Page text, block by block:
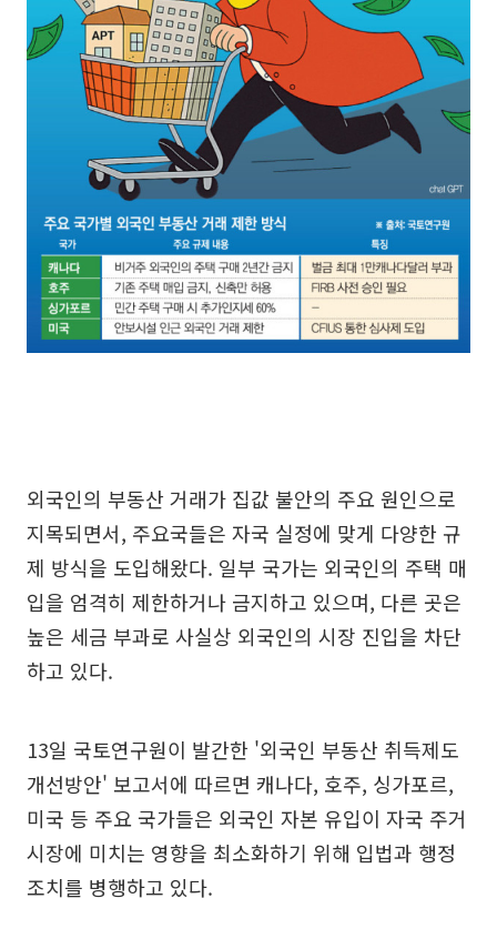
외국인의 부동산 거래가 집값 불안의 주요 원인으로
지목되면서, 주요국들은 자국 실정에 맞게 다양한 규
제 방식을 도입해왔다. 일부 국가는 외국인의 주택 매
입을 엄격히 제한하거나 금지하고 있으며, 다른 곳은
높은 세금 부과로 사실상 외국인의 시장 진입을 차단
하고 있다.
13일 국토연구원이 발간한 '외국인 부동산 취득제도
개선방안' 보고서에 따르면 캐나다, 호주, 싱가포르,
미국 등 주요 국가들은 외국인 자본 유입이 자국 주거
시장에 미치는 영향을 최소화하기 위해 입법과 행정
조치를 병행하고 있다.